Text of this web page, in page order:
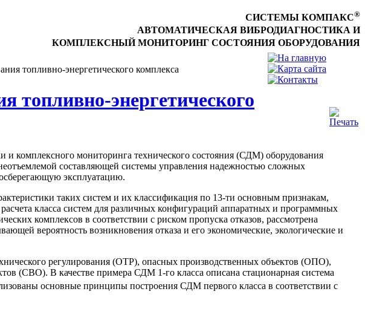
СИСТЕМЫ КОМПАКС®
АВТОМАТИЧЕСКАЯ ВИБРОДИАГНОСТИКА И
КОМПЛЕКСНЫЙ МОНИТОРИНГ СОСТОЯНИЯ ОБОРУДОВАНИЯ
топливно-энергетического комплекса
топливно-энергетического
и комплексного мониторинга технического состояния (СДМ) оборудования
составляющей системы управления надежностью сложных
эксплуатацию.
таких систем и их классификация по 13-ти основным признакам,
класса систем для различных конфигураций аппаратных и программных
комплексов в соответствии с риском пропуска отказов, рассмотрена
вероятность возникновения отказа и его экономические, экологические и
регулирования (ОТР), опасных производственных объектов (ОПО),
(СВО). В качестве примера СДМ 1-го класса описана стационарная система
основные принципы построения СДМ первого класса в соответствии с